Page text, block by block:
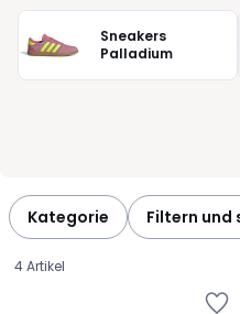
Sneakers
Palladium
Kategorie Filtern und
4 Artikel